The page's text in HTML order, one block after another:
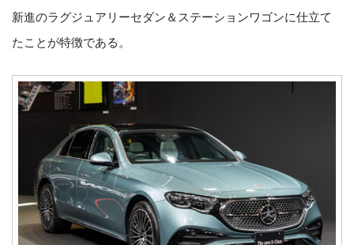
新進のラグジュアリーセダン＆ステーションワゴンに仕立て
たことが特徴である。